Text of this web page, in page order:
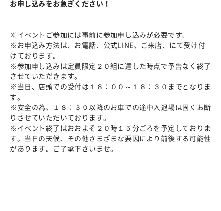
お申し込みをお急ぎください！
※イベントご参加には事前に参加申し込みが必要です。
※お申込み方法は、お電話、公式LINE、ご来店、にて受け付
けております。
※参加申し込みは定員限定２０組に達した時点で予告なく終了
させていただきます。
※当日、店頭での受付は１８：００～１８：３０までとなりま
す。
※安全の為、１８：３０以降のお車での途中入退場は固くお断
りさせていただいております。
※イベント終了はおおよそ２０時１５分ごろを予定しておりま
す。当日の天候、その他さまざまな要因により前後する可能性
があります。ご了承下さいませ。